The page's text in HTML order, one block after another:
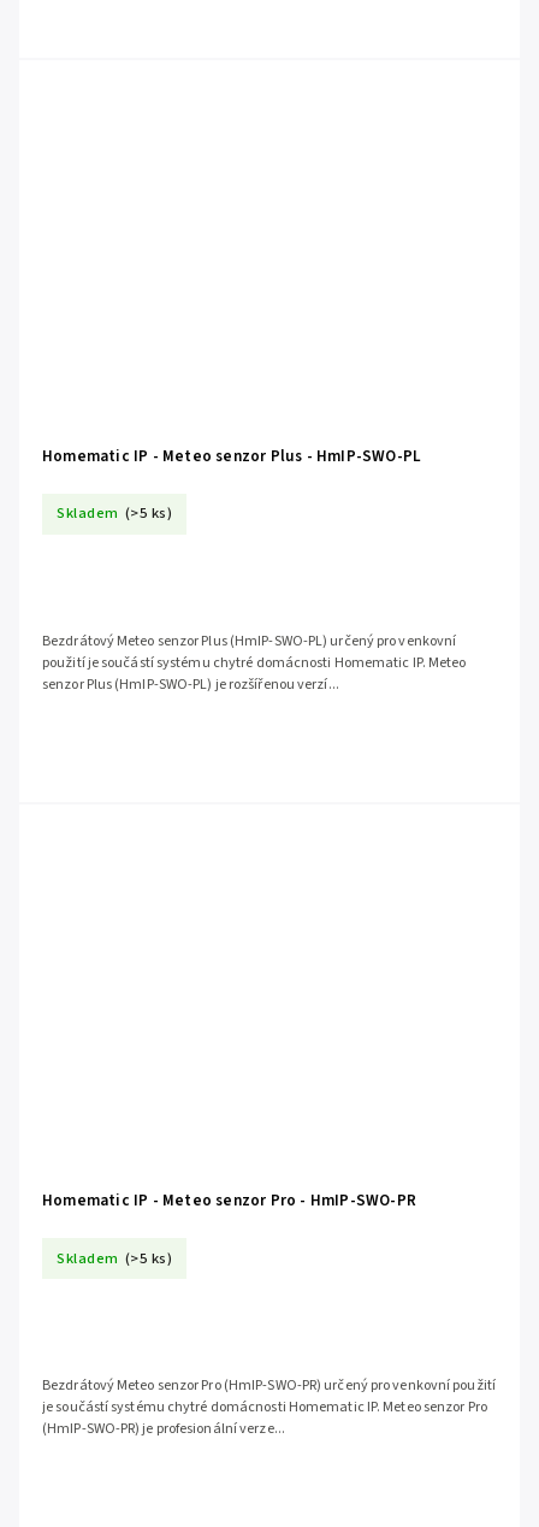
Homematic IP - Meteo senzor Plus - HmIP-SWO-PL
Skladem (>5 ks)
Bezdrátový Meteo senzor Plus (HmIP-SWO-PL) určený pro venkovní
použití je součástí systému chytré domácnosti Homematic IP. Meteo
senzor Plus (HmIP-SWO-PL) je rozšířenou verzí...
Homematic IP - Meteo senzor Pro - HmIP-SWO-PR
Skladem (>5 ks)
Bezdrátový Meteo senzor Pro (HmIP-SWO-PR) určený pro venkovní použití
je součástí systému chytré domácnosti Homematic IP. Meteo senzor Pro
(HmIP-SWO-PR) je profesionální verze...